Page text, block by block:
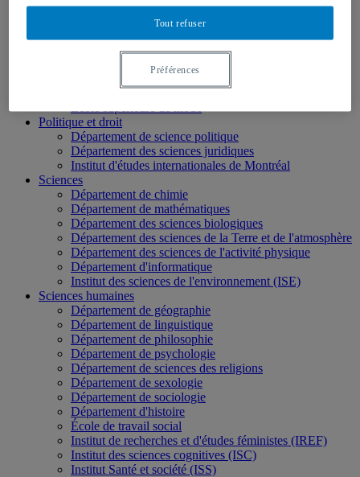
environnementale
Département des sciences comptables
Département d’analytique, opérations et technologies
de l’information
Département d'organisation et ressources humaines
Politique et droit
Département de science politique
Département des sciences juridiques
Institut d'études internationales de Montréal
Sciences
Département de chimie
Département de mathématiques
Département des sciences biologiques
Département des sciences de la Terre et de l'atmosphère
Département des sciences de l'activité physique
Département d'informatique
Institut des sciences de l'environnement (ISE)
Sciences humaines
Département de géographie
Département de linguistique
Département de philosophie
Département de psychologie
Département de sciences des religions
Département de sexologie
Département de sociologie
Département d'histoire
École de travail social
Institut de recherches et d'études féministes (IREF)
Institut des sciences cognitives (ISC)
Institut Santé et société (ISS)
Tout refuser
Préférences